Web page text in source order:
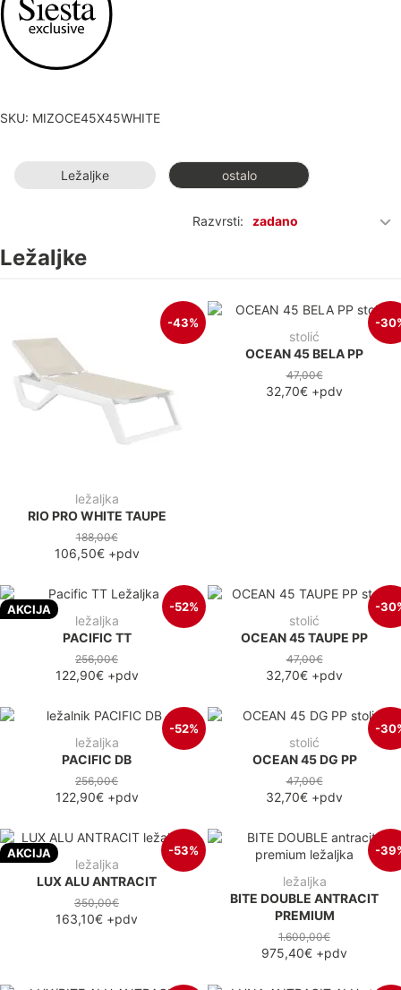
SKU: MIZOCE45X45WHITE
Ležaljke ostalo
Razvrsti: zadano
Ležaljke
-43%
ležaljka
RIO PRO WHITE TAUPE
188,00€
106,50€+pdv
-
stolić
OCEAN 45 BELA PP
47,00€
32,70€ +pdv
AKCIJA -52%
ležaljka
PACIFIC TT
256,00€
122,90€+pdv
-
stolić
OCEAN 45 TAUPE PP
47,00€
32,70€ +pdv
-52%
ležaljka
PACIFIC DB
256,00€
122,90€+pdv
-
stolić
OCEAN 45 DG PP
47,00€
32,70€ +pdv
AKCIJA -53%
ležaljka
LUX ALU ANTRACIT
350,00€
163,10€ +pdv
-
ležaljka
BITE DOUBLE ANTRACIT
PREMIUM
1.600,00€
975,40€ +pdv